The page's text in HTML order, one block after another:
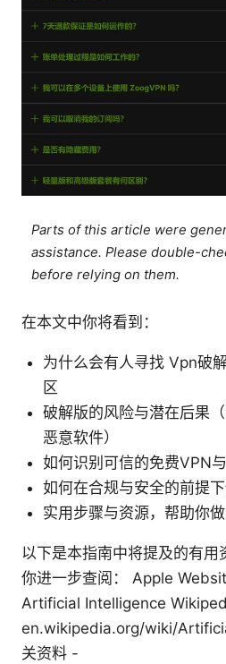
Parts of this article were
assistance. Please double-
before relying on them.
在本文中你将看到：
为什么会有人寻找 Vpn破
区
破解版的风险与潜在后果
恶意软件）
如何识别可信的免费VPN
如何在合规与安全的前提
实用步骤与资源，帮助你
以下是本指南中将提及的有用
你进一步查阅： Apple
Artificial Intelligence
en.wikipedia.org/wiki/
关资料 -